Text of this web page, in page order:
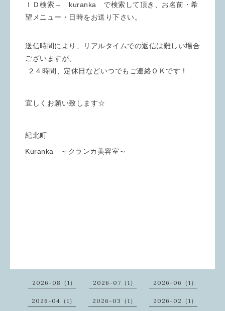
ＩＤ検索→ kuranka で検索して頂き、お名前・希
望メニュー・日時をお送り下さい。
送信時間により、リアルタイムでの返信は難しい場合
ございますが、
２４時間、定休日などいつでもご連絡ＯＫです！
宜しくお願い致します☆
紀北町
Kuranka ～クランカ美容室～
2026-08（1） 2026-07（1） 2026-06（1）
2026-04（1） 2026-03（1） 2026-02（1）